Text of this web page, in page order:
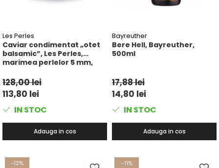
Les Perles
Caviar condimentat „otet
balsamic”, Les Perles,
marimea perlelor 5 mm,
128,00 lei
113,80 lei
IN STOC
Adauga in cos
Bayreuther
Bere Hell, Bayreuther,
500ml
17,88 lei
14,80 lei
IN STOC
Adauga in cos
-12% -11%